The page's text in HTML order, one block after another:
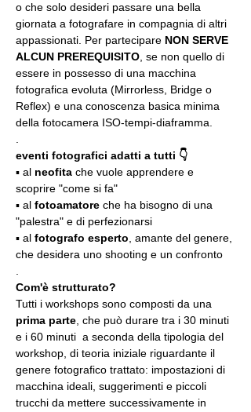
o che solo desideri passare una bella
giornata a fotografare in compagnia di altri
appassionati. Per partecipare NON SERVE
ALCUN PREREQUISITO , se non quello di
essere in possesso di una macchina
fotografica evoluta (Mirrorless, Bridge o
Reflex) e una conoscenza basica minima
della fotocamera ISO-tempi-diaframma.
eventi fotografici adatti a tutti 👇
▪️ al neofita che vuole apprendere e
scoprire "come si fa"
▪️ al fotoamatore che ha bisogno di una
"palestra" e di perfezionarsi
▪️ al fotografo esperto , amante del genere,
che desidera uno shooting e un confronto
Com'è strutturato?
Tutti i workshops sono composti da una
prima parte , che può durare tra i 30 minuti
e i 60 minuti  a seconda della tipologia del
workshop, di teoria iniziale riguardante il
genere fotografico trattato: impostazioni di
macchina ideali, suggerimenti e piccoli
trucchi da mettere successivamente in